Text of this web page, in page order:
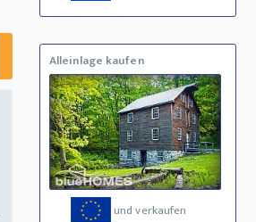
Alleinlage kaufen
und verkaufen